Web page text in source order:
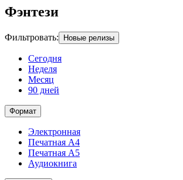
Фэнтези
Фильтровать: Новые релизы
Сегодня
Неделя
Месяц
90 дней
Формат
Электронная
Печатная А4
Печатная А5
Аудиокнига